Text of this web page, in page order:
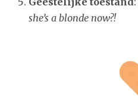
she’s a blonde now?!